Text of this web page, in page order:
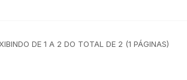
DE 1 A 2 DO TOTAL DE 2 (1 PÁGINAS)